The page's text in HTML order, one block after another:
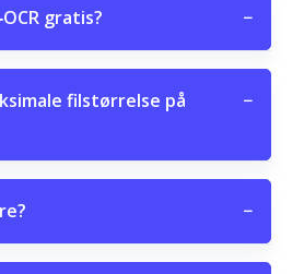
gratis? −
filstørrelse på
−
−